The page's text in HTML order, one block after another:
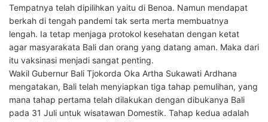
Tempatnya telah dipilihkan yaitu di Benoa. Namun mendapat
berkah di tengah pandemi tak serta merta membuatnya
lengah. Ia tetap menjaga protokol kesehatan dengan ketat
agar masyarakata Bali dan orang yang datang aman. Maka dari
itu vaksinasi menjadi sangat penting.
Wakil Gubernur Bali Tjokorda Oka Artha Sukawati Ardhana
mengatakan, Bali telah menyiapkan tiga tahap pemulihan, yang
mana tahap pertama telah dilakukan dengan dibukanya Bali
pada 31 Juli untuk wisatawan Domestik. Tahap kedua adalah